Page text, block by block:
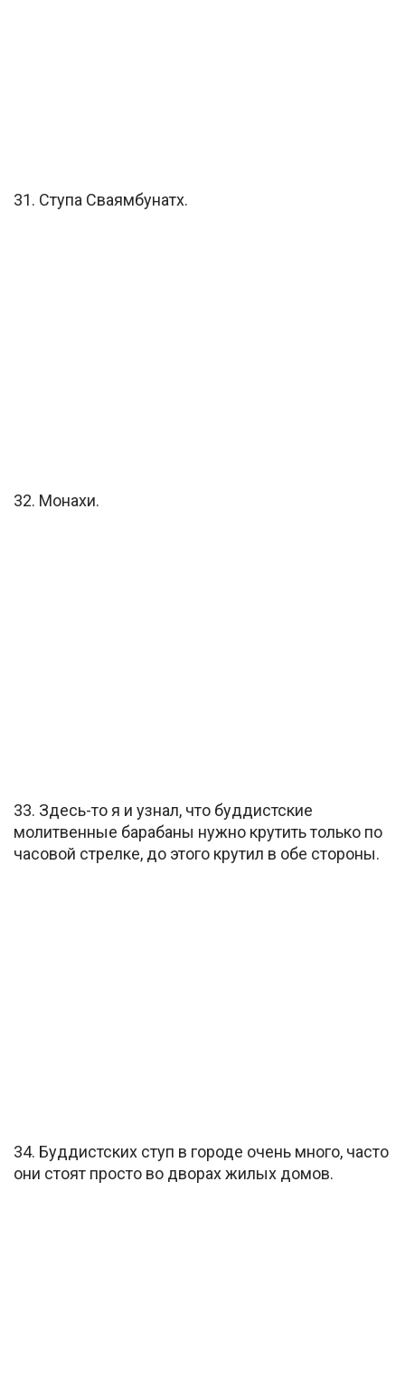
31. Ступа Сваямбунатх.
32. Монахи.
33. Здесь-то я и узнал, что буддистские
молитвенные барабаны нужно крутить только по
часовой стрелке, до этого крутил в обе стороны.
34. Буддистских ступ в городе очень много, часто
они стоят просто во дворах жилых домов.